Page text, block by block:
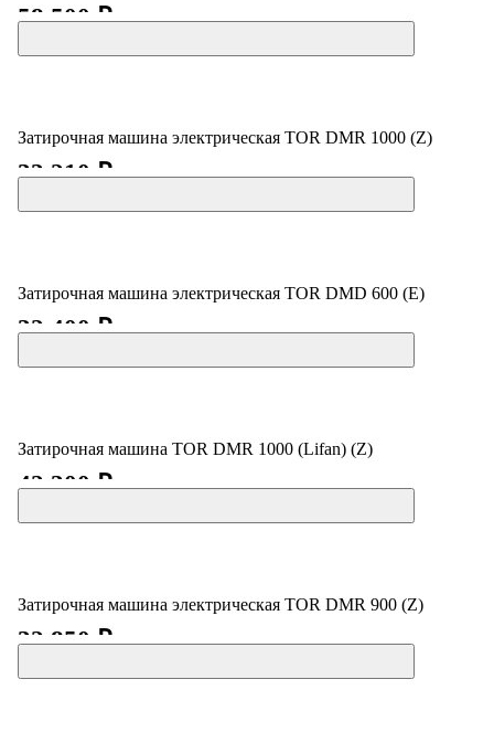
58 500 ₽
Затирочная машина электрическая TOR DMR 1000 (Z)
33 210 ₽
Затирочная машина электрическая TOR DMD 600 (E)
32 400 ₽
Затирочная машина TOR DMR 1000 (Lifan) (Z)
42 300 ₽
Затирочная машина электрическая TOR DMR 900 (Z)
32 850 ₽